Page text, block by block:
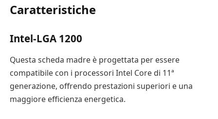
Caratteristiche
Intel-LGA 1200
Questa scheda madre è progettata per essere
compatibile con i processori Intel Core di 11ª
generazione, offrendo prestazioni superiori e una
maggiore efficienza energetica.